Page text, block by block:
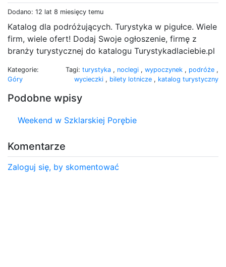
Dodano: 12 lat 8 miesięcy temu
Katalog dla podróżujących. Turystyka w pigułce. Wiele
firm, wiele ofert! Dodaj Swoje ogłoszenie, firmę z
branży turystycznej do katalogu Turystykadlaciebie.pl
Kategorie:
Góry
Tagi: turystyka , noclegi , wypoczynek , podróże ,
wycieczki , bilety lotnicze , katalog turystyczny
Podobne wpisy
Weekend w Szklarskiej Porębie
Komentarze
Zaloguj się, by skomentować